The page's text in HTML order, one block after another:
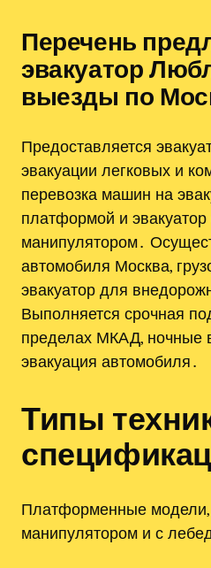
Перечень
эвакуатор
выезды по
Предоставляется
эвакуации легковых и
перевозка машин на
платформой и
манипулятором․
автомобиля Москва,
эвакуатор для
Выполняется срочная
пределах МКАД, ночные
эвакуация автомобиля․
Типы
Платформенные модели,
манипулятором и с